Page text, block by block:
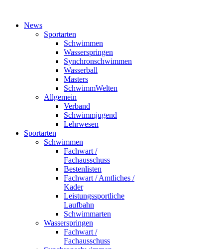
News
Sportarten
Schwimmen
Wasserspringen
Synchronschwimmen
Wasserball
Masters
SchwimmWelten
Allgemein
Verband
Schwimmjugend
Lehrwesen
Sportarten
Schwimmen
Fachwart /
Fachausschuss
Bestenlisten
Fachwart / Amtliches /
Kader
Leistungssportliche
Laufbahn
Schwimmarten
Wasserspringen
Fachwart /
Fachausschuss